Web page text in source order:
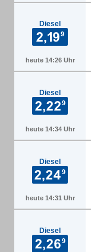
Diesel
heute 14:26 Uhr
Diesel
heute 14:34 Uhr
Diesel
heute 14:31 Uhr
Diesel